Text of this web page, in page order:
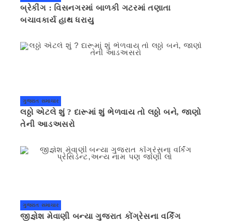
બ્રેકીંગ : વિસનગરમાં બાળકી ગટરમાં તણાતા
બચાવકાર્ય હાથ ધરાયુ
ગુજરાત સમાચાર
લઠ્ઠો એટલે શું ? દારૂમાં શું ભેળવાય તો લઠ્ઠો બને, જાણો
તેની આડઅસરો
ગુજરાત સમાચાર
જીજ્ઞેશ મેવાણી બન્યા ગુજરાત કોંગ્રેસના વર્કિંગ